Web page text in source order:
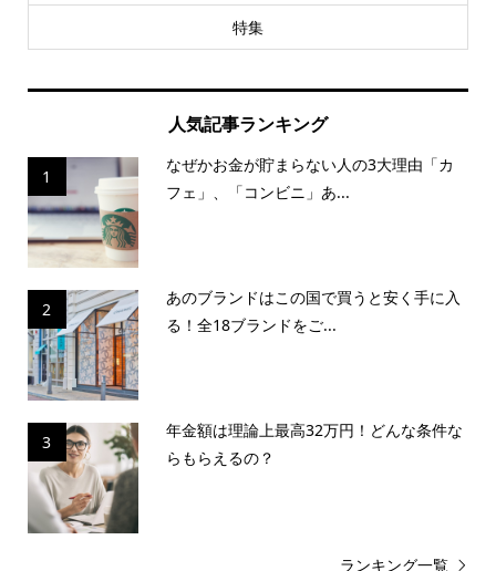
特集
人気記事ランキング
1
なぜかお金が貯まらない人の3大理由「カ
フェ」、「コンビニ」あ...
2
あのブランドはこの国で買うと安く手に入
る！全18ブランドをご...
3
年金額は理論上最高32万円！どんな条件な
らもらえるの？
ランキング一覧